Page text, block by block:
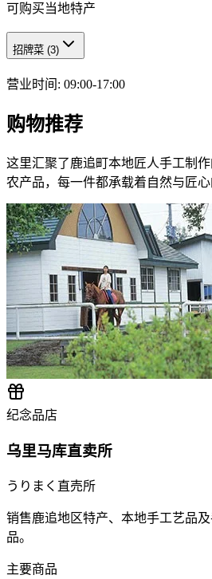
可购买当地特产
招牌菜 (3)
营业时间 : 09:00-17:00
购物推荐
这里汇聚了鹿追町本地匠人手工制
农产品，每一件都承载着自然与匠心
纪念品店
乌里马库直卖所
うりまく直売所
销售鹿追地区特产、本地手工艺品
品。
主要商品